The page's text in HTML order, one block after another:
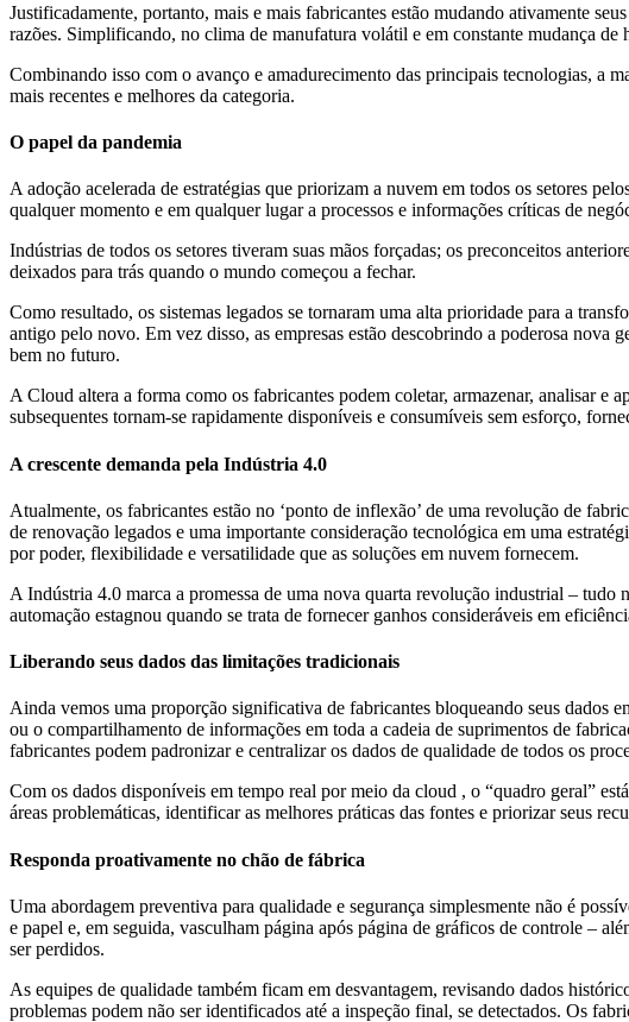
Justificadamente, portanto, mais e mais fabricantes estão mudando ativamente
razões. Simplificando, no clima de manufatura volátil e em constante mudança
Combinando isso com o avanço e amadurecimento das principais tecnologias, a
mais recentes e melhores da categoria.
O papel da pandemia
A adoção acelerada de estratégias que priorizam a nuvem em todos os setores
qualquer momento e em qualquer lugar a processos e informações críticas de
Indústrias de todos os setores tiveram suas mãos forçadas; os preconceitos
deixados para trás quando o mundo começou a fechar.
Como resultado, os sistemas legados se tornaram uma alta prioridade para a
antigo pelo novo. Em vez disso, as empresas estão descobrindo a poderosa nova
bem no futuro.
A Cloud altera a forma como os fabricantes podem coletar, armazenar, analisar e
subsequentes tornam-se rapidamente disponíveis e consumíveis sem esforço,
A crescente demanda pela Indústria 4.0
Atualmente, os fabricantes estão no ‘ponto de inflexão’ de uma revolução de
de renovação legados e uma importante consideração tecnológica em uma
por poder, flexibilidade e versatilidade que as soluções em nuvem fornecem.
A Indústria 4.0 marca a promessa de uma nova quarta revolução industrial –
automação estagnou quando se trata de fornecer ganhos consideráveis ​​em
Liberando seus dados das limitações tradicionais
Ainda vemos uma proporção significativa de fabricantes bloqueando seus dados
ou o compartilhamento de informações em toda a cadeia de suprimentos de
fabricantes podem padronizar e centralizar os dados de qualidade de todos os
Com os dados disponíveis em tempo real por meio da cloud , o “quadro geral”
áreas problemáticas, identificar as melhores práticas das fontes e priorizar seus
Responda proativamente no chão de fábrica
Uma abordagem preventiva para qualidade e segurança simplesmente não é
e papel e, em seguida, vasculham página após página de gráficos de controle –
ser perdidos.
As equipes de qualidade também ficam em desvantagem, revisando dados
problemas podem não ser identificados até a inspeção final, se detectados. Os